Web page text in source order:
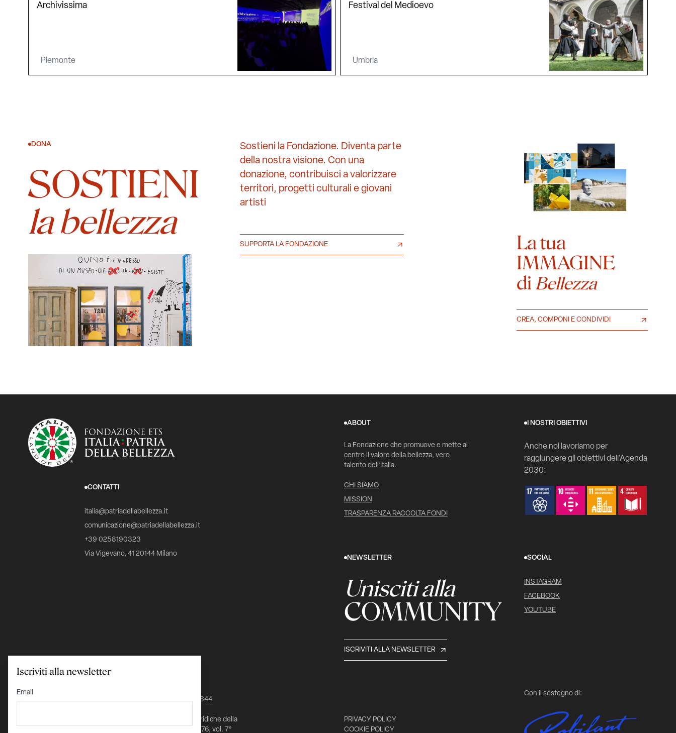
Archivissima
Piemonte
Festival del Medioevo
Umbria
DONA
SOSTIENI
la bellezza
Sostieni la Fondazione. Diventa parte
della nostra visione. Con una
donazione, contribuisci a valorizzare
territori, progetti culturali e giovani
artisti
SUPPORTA LA FONDAZIONE
La tua
IMMAGINE
di Bellezza
CREA, COMPONI E CONDIVIDI
CONTATTI
italia@patriadellabellezza.it
comunicazione@patriadellabellezza.it
+39 0258190323
Via Vigevano, 41 20144 Milano
ABOUT
La Fondazione che promuove e mette al
centro il valore della bellezza, vero
talento dell’Italia.
CHI SIAMO
MISSION
TRASPARENZA RACCOLTA FONDI
I NOSTRI OBIETTIVI
Anche noi lavoriamo per
raggiungere gli obiettivi dell'Agenda
2030:
NEWSLETTER
Unisciti alla
COMMUNITY
ISCRIVITI ALLA NEWSLETTER
SOCIAL
INSTAGRAM
FACEBOOK
YOUTUBE
IBAN IT24K0348801601000000026644
Iscritta nel Registro delle Persone Giuridiche della
Prefettura di Milano al n. 1432 pag. 5976, vol. 7°
PRIVACY POLICY
COOKIE POLICY
Con il sostegno di:
Iscriviti alla newsletter
Email